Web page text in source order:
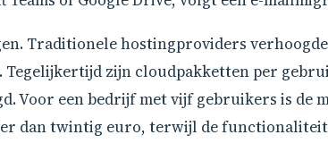
Traditionele hostingproviders
Tegelijkertijd zijn cloudpakketten per
Voor een bedrijf met vijf gebruikers is de
dan twintig euro, terwijl de